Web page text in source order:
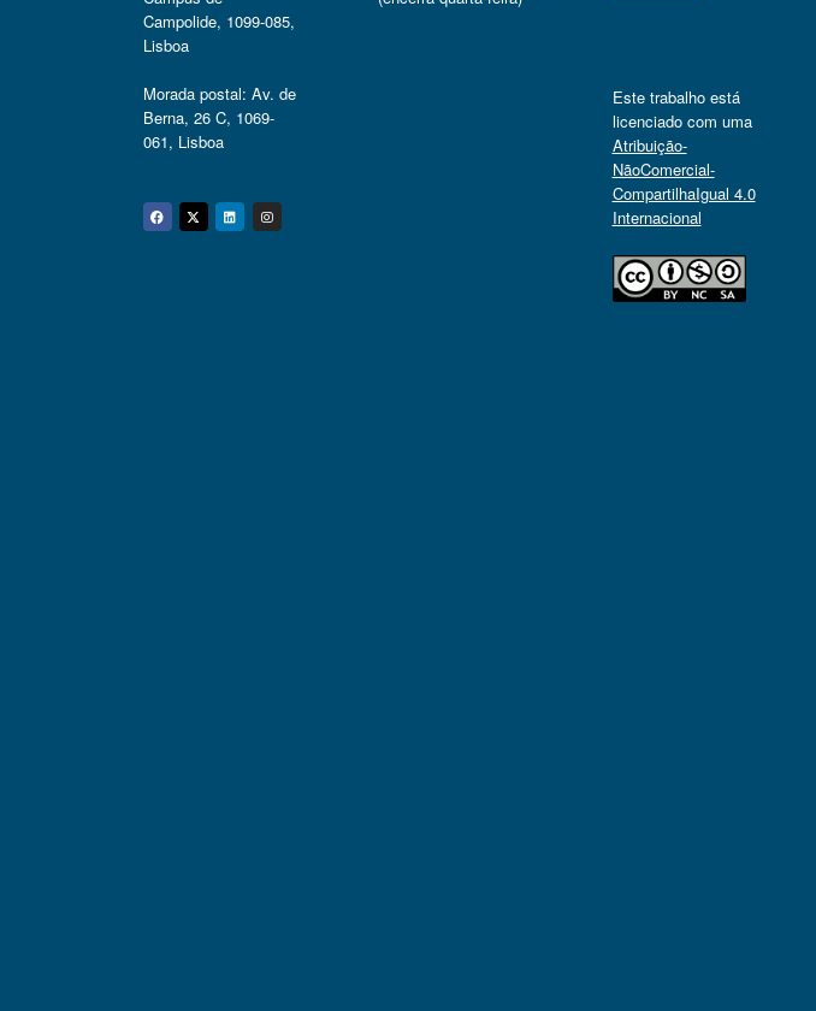
Campolide, 1099-085,
Lisboa
Morada postal: Av. de
Berna, 26 C, 1069-
061, Lisboa
Facebook
Twitter
Linkedin
Instagram
Este trabalho está
licenciado com uma
Atribuição-
NãoComercial-
CompartilhaIgual 4.0
Internacional